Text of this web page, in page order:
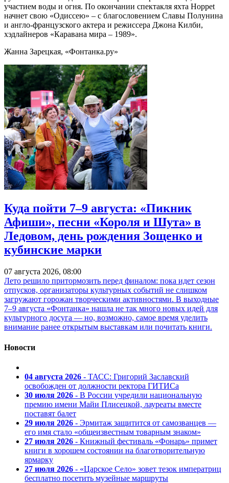
участием воды и огня. По окончании спектакля яхта Hoppet
начнет свою «Одиссею» – с благословением Славы Полунина
и англо-французского актера и режиссера Джона Килби,
хэдлайнеров «Каравана мира – 1989».
Жанна Зарецкая, «Фонтанка.ру»
Куда пойти 7–9 августа: «Пикник
Афиши», песни «Короля и Шута» в
Ледовом, день рождения Зощенко и
кубинские марки
07 августа 2026, 08:00
Лето решило притормозить перед финалом: пока идет сезон
отпусков, организаторы культурных событий не слишком
загружают горожан творческими активностями. В выходные
7–9 августа «Фонтанка» нашла не так много новых идей для
культурного досуга — но, возможно, самое время уделить
внимание ранее открытым выставкам или почитать книги.
Новости
04 августа 2026 - ТАСС: Григорий Заславский
освобожден от должности ректора ГИТИСа
30 июля 2026 - В России учредили национальную
премию имени Майи Плисецкой, лауреаты вместе
поставят балет
29 июля 2026 - Эрмитаж защитится от самозванцев —
его имя стало «общеизвестным товарным знаком»
27 июля 2026 - Книжный фестиваль «Фонарь» примет
книги в хорошем состоянии на благотворительную
ярмарку
27 июля 2026 - «Царское Село» зовет тезок императриц
бесплатно посетить музейные маршруты